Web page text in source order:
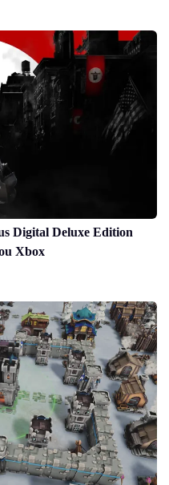
Digital Deluxe Edition
Xbox